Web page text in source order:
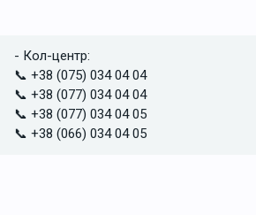
- Кол-центр:
📞 +38 (075) 034 04 04
📞 +38 (077) 034 04 04
📞 +38 (077) 034 04 05
📞 +38 (066) 034 04 05